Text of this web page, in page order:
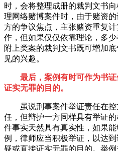
时，会将整理成册的裁判文书
理网络赌博案件时，由于赌资
方的争议焦点，主张赌资重复
作，但如果仅仅依靠理论，多
附上类案的裁判文书既可增加
见的兴趣。
最后，案例有时可作为书
证实无罪的目的。
虽说刑事案件举证责任在控
任，但辩护一方同样具有举证
件事实天然具有真实性，如果
例，律师应当积极举证，以达
疑或直接证实无罪的目的。举